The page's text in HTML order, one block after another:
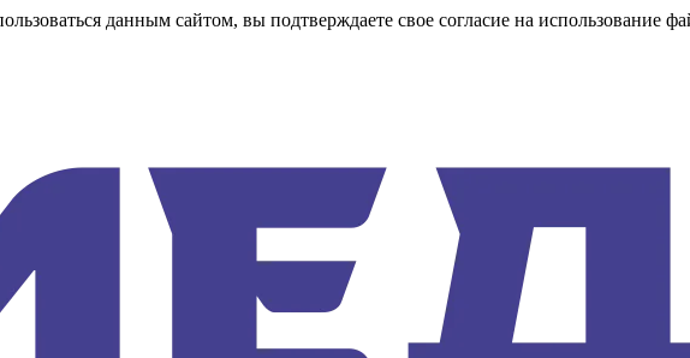
данным сайтом, вы подтверждаете свое согласие на использование